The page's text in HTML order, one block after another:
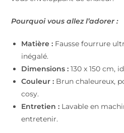
Pourquoi vous allez l’adorer :
Matière : Fausse fourrure
inégalé.
Dimensions : 130 x 150 cm,
Couleur : Brun chaleureux,
cosy.
Entretien : Lavable en
entretenir.